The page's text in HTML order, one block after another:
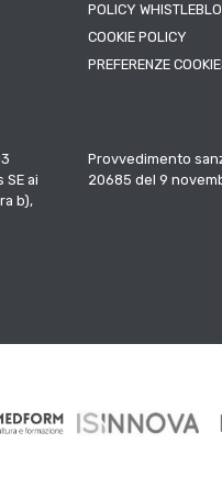
POLICY
COOKIE POLICY
PREFERENZE
ai
b),
Provvedimento
20685 del 9